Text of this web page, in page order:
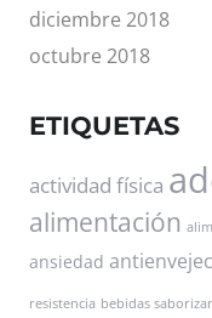
diciembre 2018
octubre 2018
ETIQUETAS
actividad física
alimentación
ansiedad
resistencia bebidas